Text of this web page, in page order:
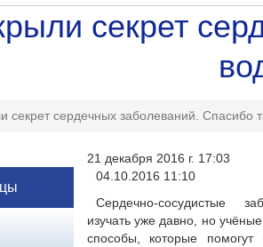
секрет
секрет сердечных заболеваний. Спасибо
21 декабря 2016 г. 17:03
04.10.2016 11:10
Сердечно-сосудистые
изучать уже давно, но
способы, которые